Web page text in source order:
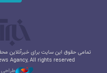
تمامی حقوق این سایت برای خبرآنلاین
Agancy, All rights reserved
طراحی